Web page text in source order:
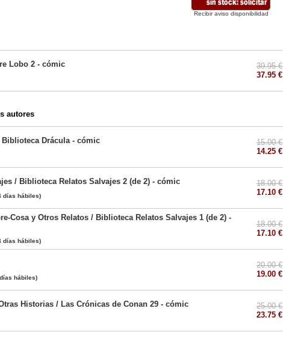
Recibir aviso disponibilidad
Lobo 2 - cómic
39.95 €
37.95 €
autores
Biblioteca Drácula - cómic
15.00 €
14.25 €
/ Biblioteca Relatos Salvajes 2 (de 2) - cómic
días hábiles)
18.00 €
17.10 €
Cosa y Otros Relatos / Biblioteca Relatos Salvajes 1 (de 2) -
días hábiles)
18.00 €
17.10 €
hábiles)
20.00 €
19.00 €
Historias / Las Crónicas de Conan 29 - cómic
25.00 €
23.75 €